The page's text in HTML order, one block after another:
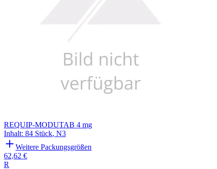
REQUIP-MODUTAB 4 mg
Inhalt: 84 Stück, N3
Weitere Packungsgrößen
62,62 €
R